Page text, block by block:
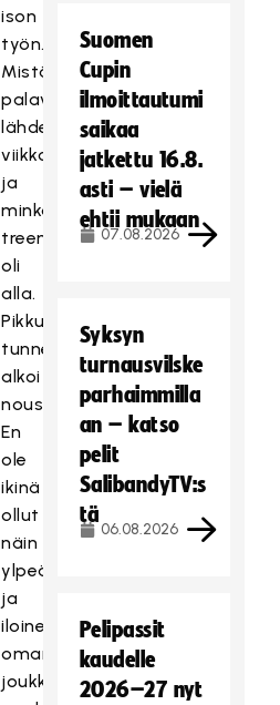
ison
työn.
Mistä
palavereista
lähdettiin
viikkoon
ja
minkälaiset
treenit
oli
alla.
Pikkuhiljaa
tunnetaso
alkoi
nousemaan.
En
ole
ikinä
ollut
näin
ylpeä
ja
iloinen
oman
joukkueen
Suomen
Cupin
ilmoittautumi
saikaa
jatkettu 16.8.
asti – vielä
ehtii mukaan
07.08.2026
Syksyn
turnausvilske
parhaimmilla
an – katso
pelit
SalibandyTV:s
tä
06.08.2026
Pelipassit
kaudelle
2026–27 nyt